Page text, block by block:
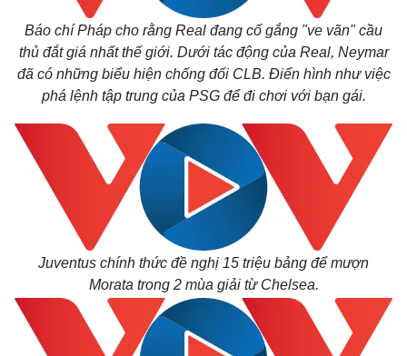
Cuộc sống đó đây
Hồ sơ
Ảnh
E-Magazine
Infographic
Báo chí Pháp cho rằng Real đang cố gắng "ve vãn" cầu
thủ đắt giá nhất thế giới. Dưới tác động của Real, Neymar
đã có những biểu hiện chống đối CLB. Điển hình như việc
phá lệnh tập trung của PSG để đi chơi với bạn gái.
Juventus chính thức đề nghị 15 triệu bảng để mượn
Morata trong 2 mùa giải từ Chelsea.